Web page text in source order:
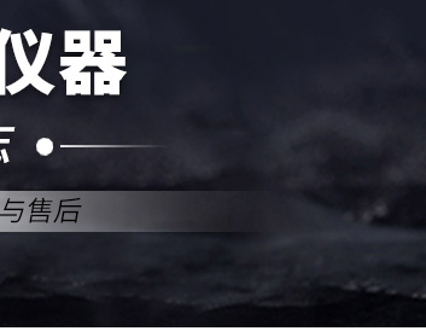
在线咨
QQ